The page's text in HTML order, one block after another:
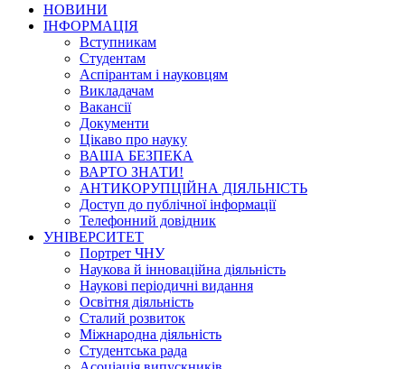
НОВИНИ
ІНФОРМАЦІЯ
Вступникам
Студентам
Аспірантам і науковцям
Викладачам
Вакансії
Документи
Цікаво про науку
ВАША БЕЗПЕКА
ВАРТО ЗНАТИ!
АНТИКОРУПЦІЙНА ДІЯЛЬНІСТЬ
Доступ до публічної інформації
Телефонний довідник
УНІВЕРСИТЕТ
Портрет ЧНУ
Наукова й інноваційна діяльність
Наукові періодичні видання
Освітня діяльність
Сталий розвиток
Міжнародна діяльність
Студентська рада